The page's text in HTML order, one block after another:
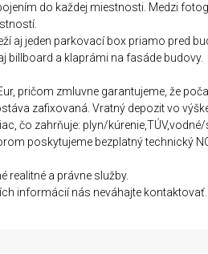
do každej miestnosti. Medzi
aj jeden parkovací box priamo pred
billboard a klaprámi na fasáde budovy.
pričom zmluvne garantujeme, že
zafixovaná. Vratný depozit vo
čo zahrňuje: plyn/kúrenie,TÚV,vodné/
poskytujeme bezplatný technický
realitné a právne služby.
informácií nás neváhajte kontaktovať.